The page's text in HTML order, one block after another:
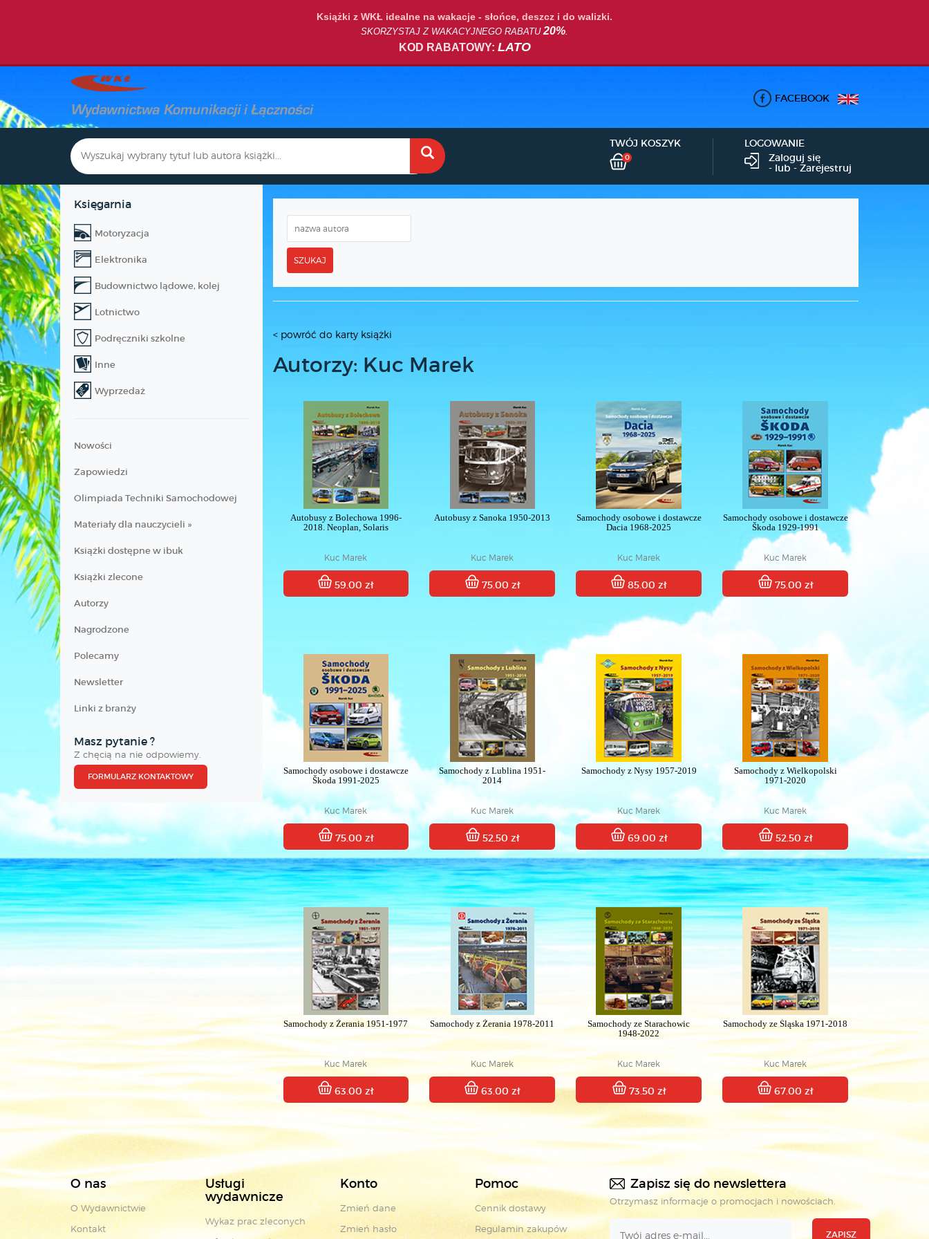
Książki z WKŁ idealne na wakacje - słońce, deszcz i do walizki.
SKORZYSTAJ Z WAKACYJNEGO RABATU20%.
KOD RABATOWY: LATO
FACEBOOK
TWÓJ KOSZYK
0
LOGOWANIE
Zaloguj się
- lub - Zarejestruj
Księgarnia
Motoryzacja
Elektronika
Budownictwo lądowe, kolej
Lotnictwo
Podręczniki szkolne
Inne
Wyprzedaż
Nowości
Zapowiedzi
Olimpiada Techniki Samochodowej
Materiały dla nauczycieli »
Książki dostępne w ibuk
Książki zlecone
Autorzy
Nagrodzone
Polecamy
Newsletter
Linki z branży
Masz pytanie ?
Z chęcią na nie odpowiemy.
FORMULARZ KONTAKTOWY
SZUKAJ
< powróć do karty książki
Autorzy: Kuc Marek
Autobusy z Bolechowa 1996-
2018. Neoplan, Solaris
Kuc Marek
59.00 zł
Autobusy z Sanoka 1950-2013
Kuc Marek
75.00 zł
Samochody osobowe i dostawcze
Dacia 1968-2025
Kuc Marek
85.00 zł
Samochody osobowe i dostawcze
Škoda 1929-1991
Kuc Marek
75.00 zł
Samochody osobowe i dostawcze
Škoda 1991-2025
Kuc Marek
75.00 zł
Samochody z Lublina 1951-
2014
Kuc Marek
52.50 zł
Samochody z Nysy 1957-2019
Kuc Marek
69.00 zł
Samochody z Wielkopolski
1971-2020
Kuc Marek
52.50 zł
Samochody z Żerania 1951-1977
Kuc Marek
63.00 zł
Samochody z Żerania 1978-2011
Kuc Marek
63.00 zł
Samochody ze Starachowic
1948-2022
Kuc Marek
73.50 zł
Samochody ze Śląska 1971-2018
Kuc Marek
67.00 zł
O nas
O Wydawnictwie
Kontakt
Usługi
wydawnicze
Wykaz prac zleconych
Konto
Zmień dane
Zmień hasło
Pomoc
Cennik dostawy
Regulamin zakupów
Zapisz się do newslettera
Otrzymasz informacje o promocjach i nowościach.
ZAPISZ